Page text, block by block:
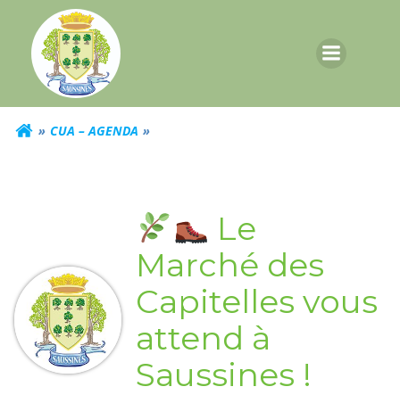
contenu
CUA – AGENDA
Le
Marché des
Capitelles vous
attend à
Saussines !